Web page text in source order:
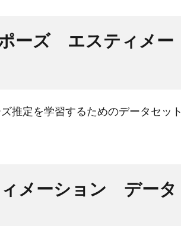
ーズ エスティメー
推定を学習するためのデータセット
メーション データ